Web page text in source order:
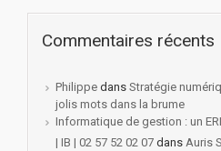
Commentaires récents
Philippe dans Stratégie
jolis mots dans la brume
Informatique de gestion : un
| IB | 02 57 52 02 07 dans Auris